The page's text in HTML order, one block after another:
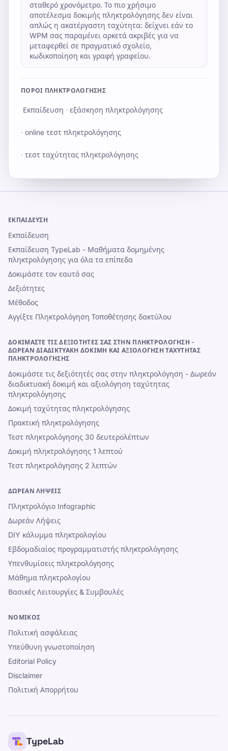
σταθερό χρονόμετρο. Το πιο χρήσιμο
αποτέλεσμα δοκιμής πληκτρολόγησης δεν είναι
απλώς η ακατέργαστη ταχύτητα: δείχνει εάν το
WPM σας παραμένει αρκετά ακριβές για να
μεταφερθεί σε πραγματικό σχολείο,
κωδικοποίηση και γραφή γραφείου.
ΠΌΡΟΙ ΠΛΗΚΤΡΟΛΌΓΗΣΗΣ
Εκπαίδευση · εξάσκηση πληκτρολόγησης
· online τεστ πληκτρολόγησης
· τεστ ταχύτητας πληκτρολόγησης
ΕΚΠΑΊΔΕΥΣΗ
Εκπαίδευση
Εκπαίδευση TypeLab - Μαθήματα δομημένης
πληκτρολόγησης για όλα τα επίπεδα
Δοκιμάστε τον εαυτό σας
Δεξιότητες
Μέθοδος
Αγγίξτε Πληκτρολόγηση Τοποθέτησης δακτύλου
ΔΟΚΙΜΆΣΤΕ ΤΙΣ ΔΕΞΙΌΤΗΤΈΣ ΣΑΣ ΣΤΗΝ ΠΛΗΚΤΡΟΛΌΓΗΣΗ -
ΔΩΡΕΆΝ ΔΙΑΔΙΚΤΥΑΚΉ ΔΟΚΙΜΉ ΚΑΙ ΑΞΙΟΛΌΓΗΣΗ ΤΑΧΎΤΗΤΑΣ
ΠΛΗΚΤΡΟΛΌΓΗΣΗΣ
Δοκιμάστε τις δεξιότητές σας στην πληκτρολόγηση - Δωρεάν
διαδικτυακή δοκιμή και αξιολόγηση ταχύτητας
πληκτρολόγησης
Δοκιμή ταχύτητας πληκτρολόγησης
Πρακτική πληκτρολόγησης
Τεστ πληκτρολόγησης 30 δευτερολέπτων
Δοκιμή πληκτρολόγησης 1 λεπτού
Τεστ πληκτρολόγησης 2 λεπτών
ΔΩΡΕΆΝ ΛΉΨΕΙΣ
Πληκτρολόγιο Infographic
Δωρεάν Λήψεις
DIY κάλυμμα πληκτρολογίου
Εβδομαδιαίος προγραμματιστής πληκτρολόγησης
Υπενθυμίσεις πληκτρολόγησης
Μάθημα πληκτρολογίου
Βασικές Λειτουργίες & Συμβουλές
ΝΟΜΙΚΌΣ
Πολιτική ασφάλειας
Υπεύθυνη γνωστοποίηση
Editorial Policy
Disclaimer
Πολιτική Απορρήτου
TypeLab